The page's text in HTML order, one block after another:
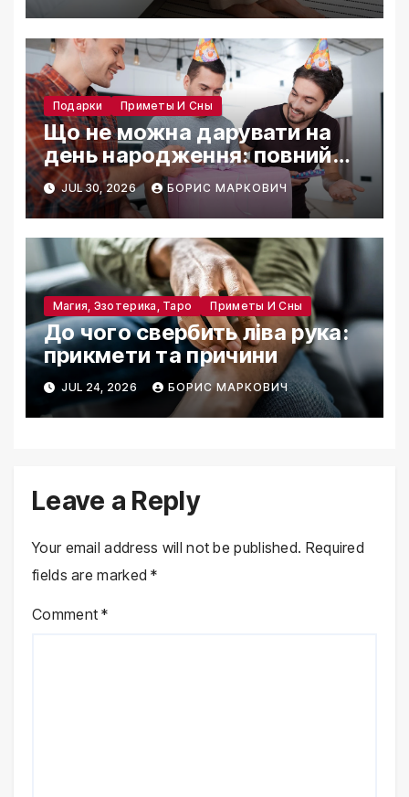
Подарки Приметы И Сны
Що не можна дарувати на
день народження: повний
список табу
JUL 30, 2026 БОРИС МАРКОВИЧ
Магия, Эзотерика, Таро Приметы И Сны
До чого свербить ліва рука:
прикмети та причини
JUL 24, 2026 БОРИС МАРКОВИЧ
Leave a Reply
Your email address will not be published. Required
fields are marked*
Comment*